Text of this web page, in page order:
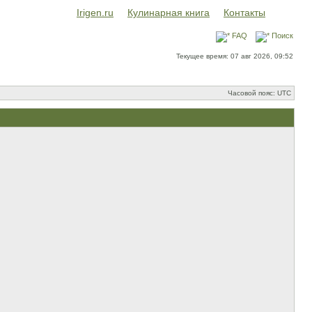
Irigen.ru Кулинарная книга Контакты
FAQ Поиск
Текущее время: 07 авг 2026, 09:52
Часовой пояс: UTC